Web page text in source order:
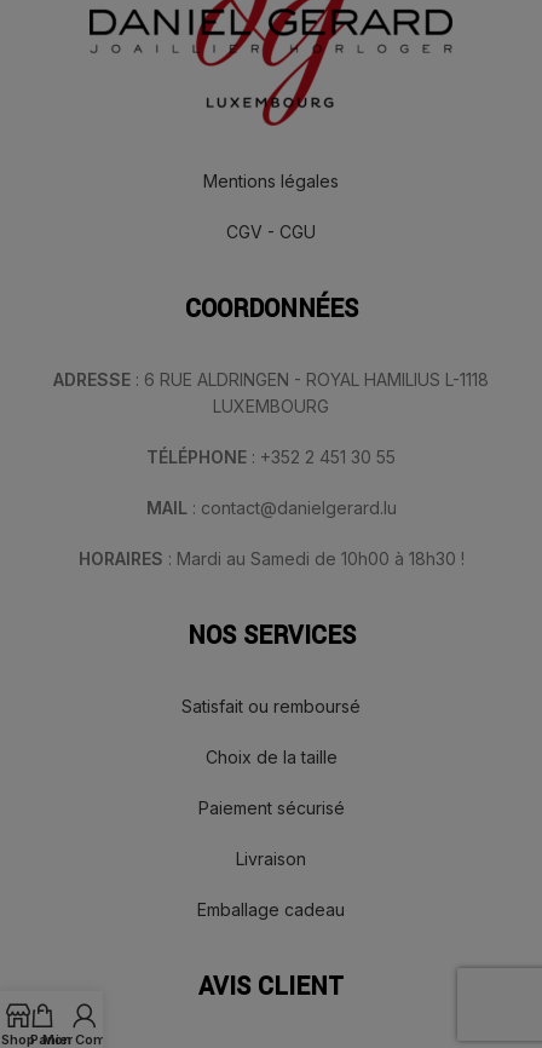
Mentions légales
CGV - CGU
COORDONNÉES
ADRESSE : 6 RUE ALDRINGEN - ROYAL HAMILIUS L-1118
LUXEMBOURG
TÉLÉPHONE : +352 2 451 30 55
MAIL : contact@danielgerard.lu
HORAIRES : Mardi au Samedi de 10h00 à 18h30 !
NOS SERVICES
Satisfait ou remboursé
Choix de la taille
Paiement sécurisé
Livraison
Emballage cadeau
AVIS CLIENT
ShopPanier
Mon Compte